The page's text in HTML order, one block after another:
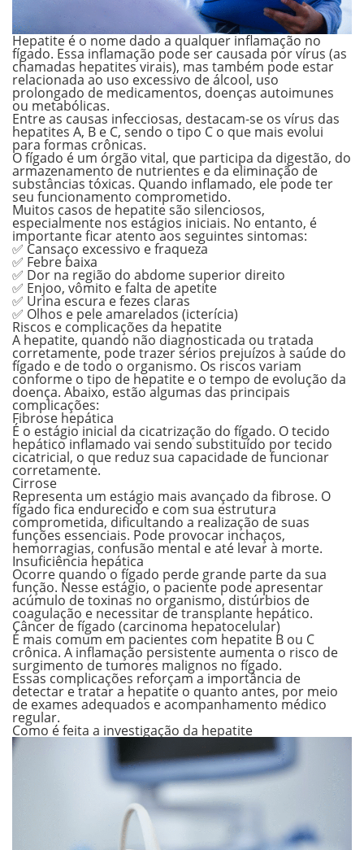
Hepatite é o nome dado aqualquer inflamação no
fígado. Essa inflamação pode ser causada por vírus (as
chamadas hepatites virais), mas também pode estar
relacionada ao uso excessivo de álcool, uso
prolongado de medicamentos, doenças autoimunes
ou metabólicas.
Entre as causas infecciosas, destacam-se os vírus das
hepatites A, B e C, sendo o tipo C o que mais evolui
para formas crônicas.
O fígado é um órgão vital, que participa da digestão, do
armazenamento de nutrientes e da eliminação de
substâncias tóxicas. Quando inflamado, ele pode ter
seu funcionamento comprometido.
Muitos casos de hepatite são silenciosos,
especialmente nos estágios iniciais. No entanto, é
importante ficar atento aos seguintes sintomas:
✅ Cansaço excessivo e fraqueza
✅ Febre baixa
✅ Dor na região do abdome superior direito
✅ Enjoo, vômito e falta de apetite
✅ Urina escura e fezes claras
✅ Olhos e pele amarelados (icterícia)
Riscos e complicações da hepatite
A hepatite, quando não diagnosticada ou tratada
corretamente, pode trazer sérios prejuízos à saúde do
fígado e de todo o organismo. Os riscos variam
conforme o tipo de hepatite e o tempo de evolução da
doença. Abaixo, estão algumas das principais
complicações:
Fibrose hepática
É o estágio inicial da cicatrização do fígado. O tecido
hepático inflamado vai sendo substituído por tecido
cicatricial, o que reduz sua capacidade de funcionar
corretamente.
Cirrose
Representa um estágio mais avançado da fibrose. O
fígado fica endurecido e com sua estrutura
comprometida, dificultando a realização de suas
funções essenciais. Pode provocar inchaços,
hemorragias, confusão mental e até levar à morte.
Insuficiência hepática
Ocorre quando o fígado perde grande parte da sua
função. Nesse estágio, o paciente pode apresentar
acúmulo de toxinas no organismo, distúrbios de
coagulação e necessitar de transplante hepático.
Câncer de fígado (carcinoma hepatocelular)
É mais comum em pacientes com hepatite B ou C
crônica. A inflamação persistente aumenta o risco de
surgimento de tumores malignos no fígado.
Essas complicações reforçam a importância de
detectar e tratar a hepatite o quanto antes, por meio
de exames adequados e acompanhamento médico
regular.
Como é feita a investigação da hepatite